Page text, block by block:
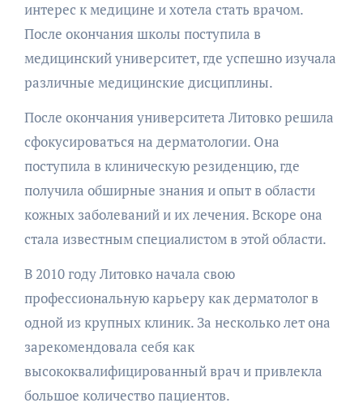
интерес к медицине и хотела стать врачом.
После окончания школы поступила в
медицинский университет, где успешно изучала
различные медицинские дисциплины.
После окончания университета Литовко решила
сфокусироваться на дерматологии. Она
поступила в клиническую резиденцию, где
получила обширные знания и опыт в области
кожных заболеваний и их лечения. Вскоре она
стала известным специалистом в этой области.
В 2010 году Литовко начала свою
профессиональную карьеру как дерматолог в
одной из крупных клиник. За несколько лет она
зарекомендовала себя как
высококвалифицированный врач и привлекла
большое количество пациентов.